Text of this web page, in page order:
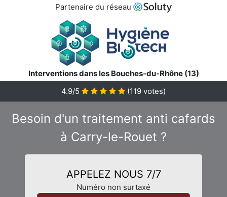
Partenaire du réseau
Interventions dans les Bouches-du-Rhône (13)
4.9/5 (119 votes)
Besoin d'un traitement anti cafards
à Carry-le-Rouet ?
APPELEZ NOUS 7/7
Numéro non surtaxé